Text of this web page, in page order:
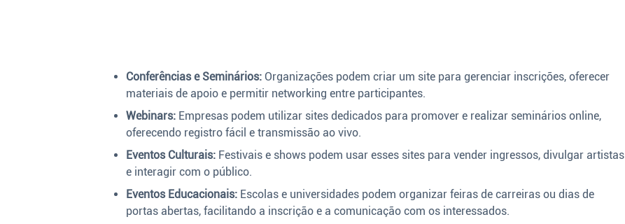
Conferências e Seminários: Organizações podem criar um site para gerenciar inscrições, oferecer
materiais de apoio e permitir networking entre participantes.
Webinars: Empresas podem utilizar sites dedicados para promover e realizar seminários online,
oferecendo registro fácil e transmissão ao vivo.
Eventos Culturais: Festivais e shows podem usar esses sites para vender ingressos, divulgar artistas
e interagir com o público.
Eventos Educacionais: Escolas e universidades podem organizar feiras de carreiras ou dias de
portas abertas, facilitando a inscrição e a comunicação com os interessados.